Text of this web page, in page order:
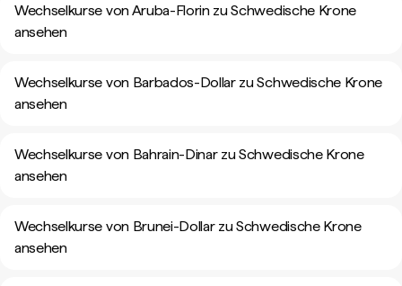
Wechselkurse von Aruba-Florin zu Schwedische Krone
ansehen
Wechselkurse von Barbados-Dollar zu Schwedische Krone
ansehen
Wechselkurse von Bahrain-Dinar zu Schwedische Krone
ansehen
Wechselkurse von Brunei-Dollar zu Schwedische Krone
ansehen